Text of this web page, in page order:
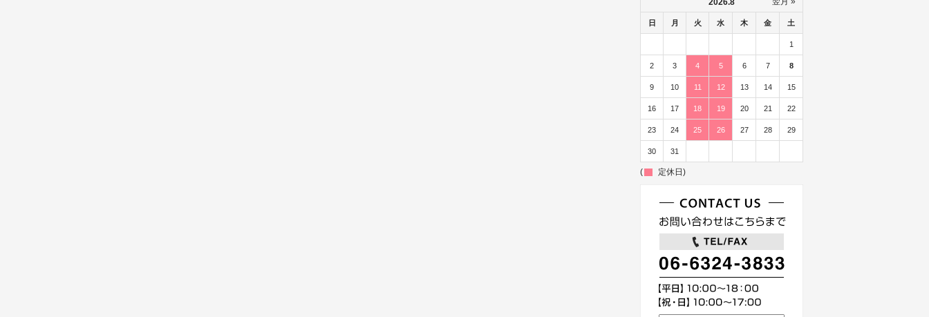
2026.8
日 月 火 水 木 金 土
1
2 3 4 5 6 7 8
9 10 11 12 13 14 15
16 17 18 19 20 21 22
23 24 25 26 27 28 29
30 31
( 定休日)